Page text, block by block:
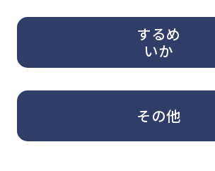
するめ
いか
その他